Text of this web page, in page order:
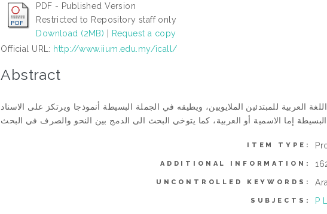
PDF - Published Version
Restricted to Repository staff only
Download (2MB)
Request a copy
Official URL: http://www.iium.edu.my/icall/
Abstract
للمبتدئين الملايويين، ويطيقه في الجملة البسيطة أنموذجا ويرتكز على الاسناد
ITEM TYPE:
ADDITIONAL INFORMATION:
UNCONTROLLED KEYWORDS:
SUBJECTS: P